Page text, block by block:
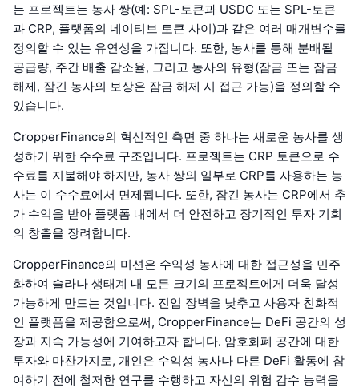
는 프로젝트는 농사 쌍(예: SPL-토큰과 USDC 또는 SPL-토큰
과 CRP, 플랫폼의 네이티브 토큰 사이)과 같은 여러 매개변수를
정의할 수 있는 유연성을 가집니다. 또한, 농사를 통해 분배될
공급량, 주간 배출 감소율, 그리고 농사의 유형(잠금 또는 잠금
해제, 잠긴 농사의 보상은 잠금 해제 시 접근 가능)을 정의할 수
있습니다.
CropperFinance의 혁신적인 측면 중 하나는 새로운 농사를 생
성하기 위한 수수료 구조입니다. 프로젝트는 CRP 토큰으로 수
수료를 지불해야 하지만, 농사 쌍의 일부로 CRP를 사용하는 농
사는 이 수수료에서 면제됩니다. 또한, 잠긴 농사는 CRP에서 추
가 수익을 받아 플랫폼 내에서 더 안전하고 장기적인 투자 기회
의 창출을 장려합니다.
CropperFinance의 미션은 수익성 농사에 대한 접근성을 민주
화하여 솔라나 생태계 내 모든 크기의 프로젝트에게 더욱 달성
가능하게 만드는 것입니다. 진입 장벽을 낮추고 사용자 친화적
인 플랫폼을 제공함으로써, CropperFinance는 DeFi 공간의 성
장과 지속 가능성에 기여하고자 합니다. 암호화폐 공간에 대한
투자와 마찬가지로, 개인은 수익성 농사나 다른 DeFi 활동에 참
여하기 전에 철저한 연구를 수행하고 자신의 위험 감수 능력을